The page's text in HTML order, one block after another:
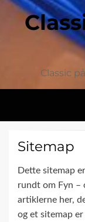
Classic
Sitemap
Dette sitemap
rundt om Fyn –
artiklerne her,
og et sitemap